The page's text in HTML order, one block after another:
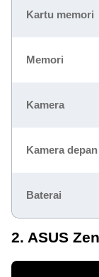
Kartu memori
Memori
Kamera
Kamera depan
Baterai
2. ASUS